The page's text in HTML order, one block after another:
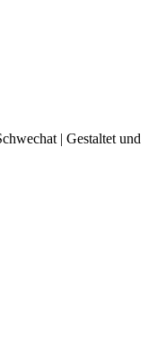
| Gestaltet und